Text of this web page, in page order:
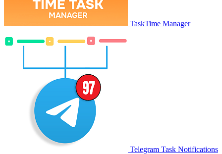
TaskTime Manager
Telegram Task Notifications